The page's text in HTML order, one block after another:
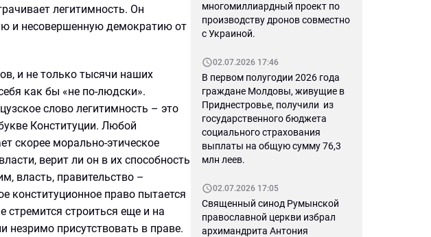
легитимность. Он
и несовершенную демократию от
и не только тысячи наших
как бы «не по-людски».
слово легитимность – это
Конституции. Любой
скорее морально-этическое
верит ли он в их способность
власть, правительство –
конституционное право пытается
стремится строиться еще и на
незримо присутствовать в праве.
многомиллиардный проект по
производству дронов совместно
с Украиной.
02.07.2026 17:46
В первом полугодии 2026 года
граждане Молдовы, живущие в
Приднестровье, получили из
государственного бюджета
социального страхования
выплаты на общую сумму 76,3
млн леев.
02.07.2026 17:05
Священный синод Румынской
православной церкви избрал
архимандрита Антония